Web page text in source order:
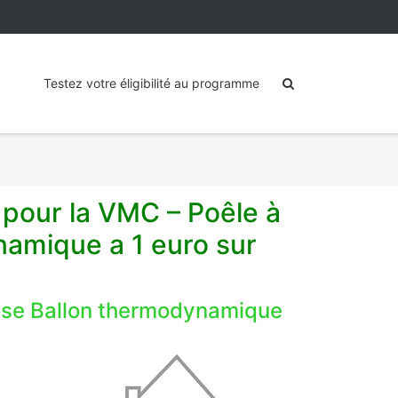
Testez votre éligibilité au programme
la VMC – Poêle à
a 1 euro sur
Ballon thermodynamique